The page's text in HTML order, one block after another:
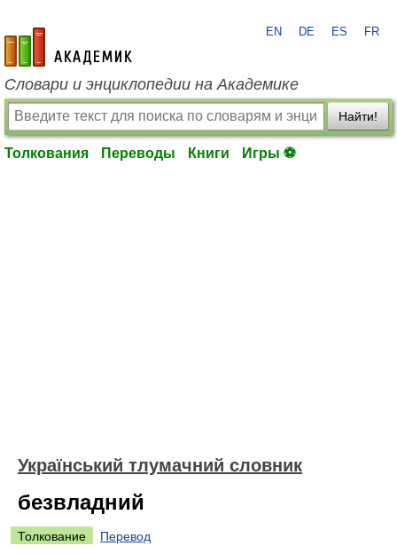
academic.ru
EN DE ES FR
Словари и энциклопедии на Академике
Найти!
Толкования Переводы Книги Игры ⚽
Український тлумачний словник
безвладний
Толкование
Перевод